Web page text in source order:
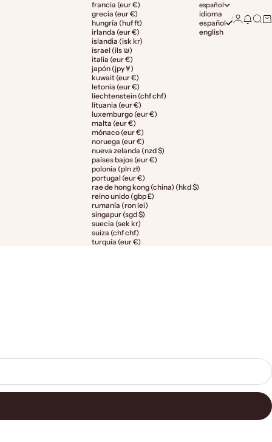
francia (eur €)
grecia (eur €)
hungría (huf ft)
irlanda (eur €)
islandia (isk kr)
israel (ils ₪)
italia (eur €)
japón (jpy ¥)
kuwait (eur €)
letonia (eur €)
liechtenstein (chf chf)
lituania (eur €)
luxemburgo (eur €)
malta (eur €)
mónaco (eur €)
noruega (eur €)
nueva zelanda (nzd $)
países bajos (eur €)
polonia (pln zł)
portugal (eur €)
rae de hong kong (china) (hkd $)
reino unido (gbp £)
rumanía (ron lei)
singapur (sgd $)
suecia (sek kr)
suiza (chf chf)
turquía (eur €)
español
idioma
español
english
IniciarModal